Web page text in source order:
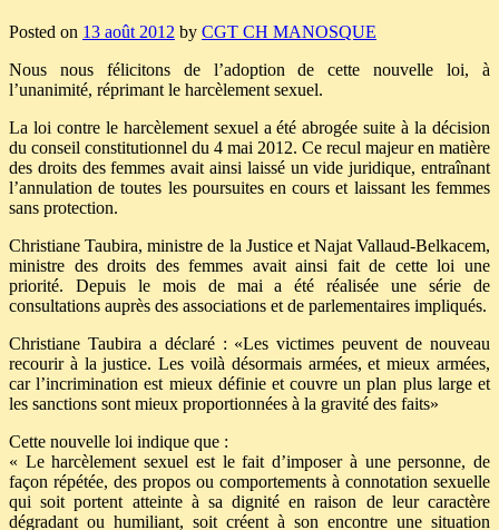
Posted on 13 août 2012 by CGT CH MANOSQUE
Nous nous félicitons de l’adoption de cette nouvelle loi, à
l’unanimité, réprimant le harcèlement sexuel.
La loi contre le harcèlement sexuel a été abrogée suite à la décision
du conseil constitutionnel du 4 mai 2012. Ce recul majeur en matière
des droits des femmes avait ainsi laissé un vide juridique, entraînant
l’annulation de toutes les poursuites en cours et laissant les femmes
sans protection.
Christiane Taubira, ministre de la Justice et Najat Vallaud-Belkacem,
ministre des droits des femmes avait ainsi fait de cette loi une
priorité. Depuis le mois de mai a été réalisée une série de
consultations auprès des associations et de parlementaires impliqués.
Christiane Taubira a déclaré : «Les victimes peuvent de nouveau
recourir à la justice. Les voilà désormais armées, et mieux armées,
car l’incrimination est mieux définie et couvre un plan plus large et
les sanctions sont mieux proportionnées à la gravité des faits»
Cette nouvelle loi indique que :
« Le harcèlement sexuel est le fait d’imposer à une personne, de
façon répétée, des propos ou comportements à connotation sexuelle
qui soit portent atteinte à sa dignité en raison de leur caractère
dégradant ou humiliant, soit créent à son encontre une situation